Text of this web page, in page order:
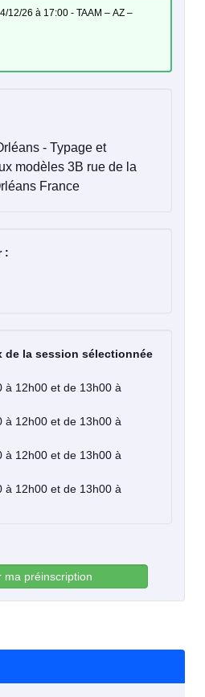
modèles 3B rue de la
France
:
de la session sélectionnée
à 12h00 et de 13h00 à
à 12h00 et de 13h00 à
à 12h00 et de 13h00 à
à 12h00 et de 13h00 à
ma préinscription